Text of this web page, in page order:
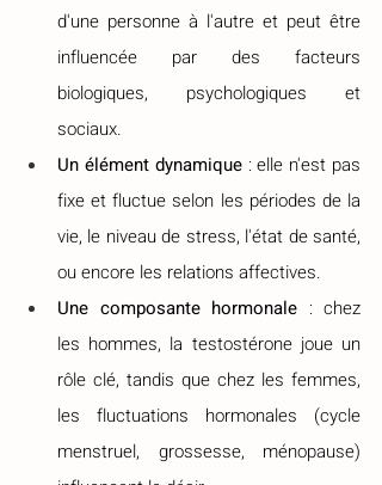
d'une personne à l'autre et peut être
influencée par des facteurs
biologiques, psychologiques et
sociaux.
Un élément dynamique : elle n'est pas
fixe et fluctue selon les périodes de la
vie, le niveau de stress, l'état de santé,
ou encore les relations affectives.
Une composante hormonale : chez
les hommes, la testostérone joue un
rôle clé, tandis que chez les femmes,
les fluctuations hormonales (cycle
menstruel, grossesse, ménopause)